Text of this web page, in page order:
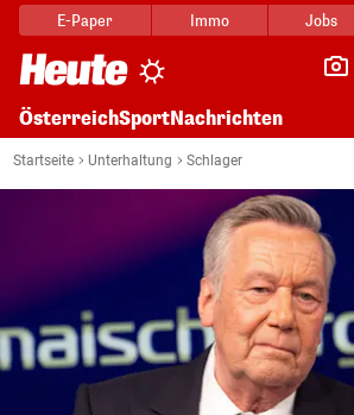
E-Paper Immo Jobs
ÖsterreichSportNachrichten
Startseite Unterhaltung Schlager